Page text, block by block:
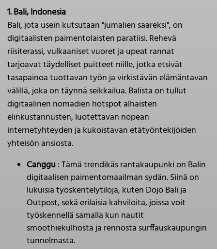
1. Bali, Indonesia
Bali, jota usein kutsutaan "jumalien saareksi", on
digitaalisten paimentolaisten paratiisi. Rehevä
riisiterassi, vulkaaniset vuoret ja upeat rannat
tarjoavat täydelliset puitteet niille, jotka etsivät
tasapainoa tuottavan työn ja virkistävän elämäntavan
välillä, joka on täynnä seikkailua. Balista on tullut
digitaalinen nomadien hotspot alhaisten
elinkustannusten, luotettavan nopean
internetyhteyden ja kukoistavan etätyöntekijöiden
yhteisön ansiosta.
Canggu: Tämä trendikäs rantakaupunki on Balin
digitaalisen paimentomaailman sydän. Siinä on
lukuisia työskentelytiloja, kuten Dojo Bali ja
Outpost, sekä erilaisia kahviloita, joissa voit
työskennellä samalla kun nautit
smoothiekulhosta ja rennosta surffauskaupungin
tunnelmasta.